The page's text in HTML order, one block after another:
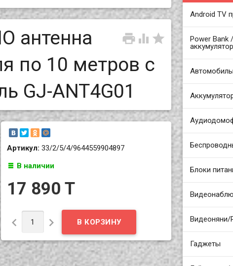
Android TV
Power Bank
Блоки
Видеоняни/
Гаджеты
  
антенна
по 10 метров c
GJ-ANT4G01
Артикул: 33/2/5/4/9644559904897
В наличии
17 890 T
 